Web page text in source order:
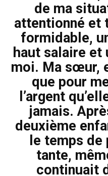
de ma
attentionné et
formidable,
haut salaire et
moi. Ma sœur,
que pour
l’argent
jamais.
deuxième
le temps
tante,
continuait